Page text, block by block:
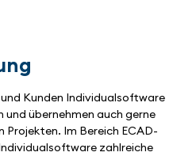
Kunden Individualsoftware
übernehmen auch gerne
Projekten. Im Bereich ECAD-
zahlreiche